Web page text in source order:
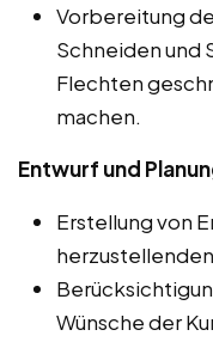
Vorbereitung
Schneiden und
Flechten
machen.
Entwurf und
Erstellung von
Wünsche der